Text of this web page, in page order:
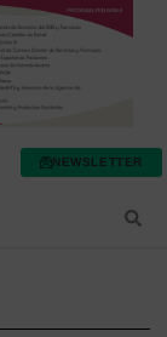
NEWSLETTER